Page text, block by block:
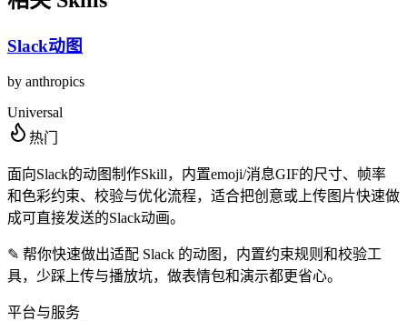
Slack动图
by anthropics
Universal
热门
面向Slack的动图制作Skill，内置emoji/消息GIF的尺寸、帧率
和色彩约束、校验与优化流程，适合把创意或上传图片快速做
成可直接发送的Slack动画。
✎ 帮你快速做出适配 Slack 的动图，内置约束规则和校验工
具，少踩上传与播放坑，做表情包和演示都更省心。
平台与服务